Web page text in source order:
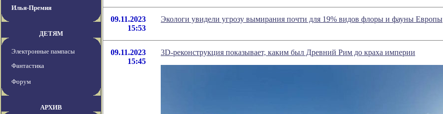
Илья-Премия
ДЕТЯМ
Электронные пампасы
Фантастика
Форум
АРХИВ
09.11.2023
15:53
Экологи увидели угрозу вымирания почти для 19% видов флоры и фауны Европы
09.11.2023
15:45
3D-реконструкция показывает, каким был Древний Рим до краха империи